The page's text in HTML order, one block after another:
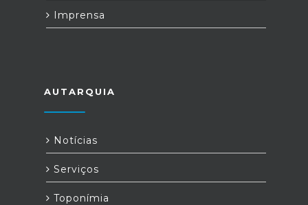
Imprensa
AUTARQUIA
Notícias
Serviços
Toponímia